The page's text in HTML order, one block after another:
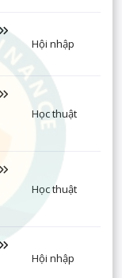
Hội nhập
Học thuật
Học thuật
Hội nhập